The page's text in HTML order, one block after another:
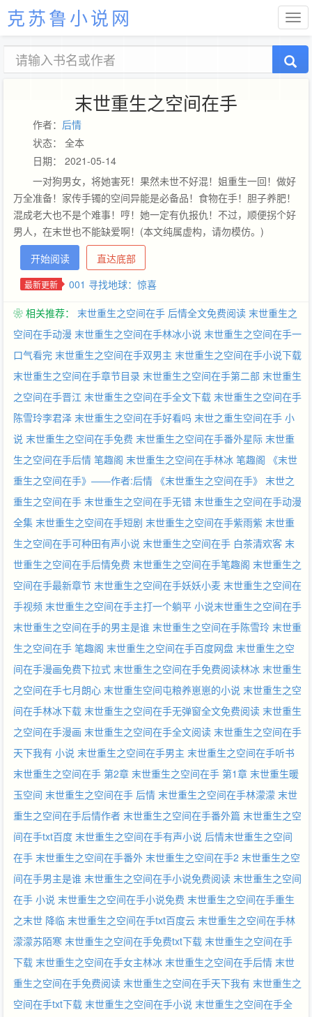
克苏鲁小说网
末世重生之空间在手
作者： 后情
状态： 全本
日期： 2021-05-14
一对狗男女，将她害死！果然未世不好混！姐重生一回！做好
万全准备！家传手镯的空间异能是必备品！食物在手！胆子养肥！
混成老大也不是个难事！哼！她一定有仇报仇！不过，顺便拐个好
男人，在末世也不能缺爱啊！(本文纯属虚构，请勿模仿。)
开始阅读
直达底部
最新更新 001 寻找地球：惊喜
❀ 相关推荐： 末世重生之空间在手 后情全文免费阅读 末世重生之
空间在手动漫 末世重生之空间在手林冰小说 末世重生之空间在手一
口气看完 末世重生之空间在手双男主 末世重生之空间在手小说下载
末世重生之空间在手章节目录 末世重生之空间在手第二部 末世重生
之空间在手晋江 末世重生之空间在手全文下载 末世重生之空间在手
陈雪玲李君泽 末世重生之空间在手好看吗 末世之重生空间在手 小
说 末世重生之空间在手免费 末世重生之空间在手番外星际 末世重
生之空间在手后情 笔趣阁 末世重生之空间在手林冰 笔趣阁 《末世
重生之空间在手》——作者:后情 《末世重生之空间在手》 末世之
重生之空间在手 末世重生之空间在手无错 末世重生之空间在手动漫
全集 末世重生之空间在手短剧 末世重生之空间在手紫雨紫 末世重
生之空间在手可种田有声小说 末世重生之空间在手 白茶清欢客 末
世重生之空间在手后情免费 末世重生之空间在手笔趣阁 末世重生之
空间在手最新章节 末世重生之空间在手妖妖小麦 末世重生之空间在
手视频 末世重生之空间在手主打一个躺平 小说末世重生之空间在手
末世重生之空间在手的男主是谁 末世重生之空间在手陈雪玲 末世重
生之空间在手 笔趣阁 末世重生之空间在手百度网盘 末世重生之空
间在手漫画免费下拉式 末世重生之空间在手免费阅读林冰 末世重生
之空间在手七月朗心 末世重生空间屯粮养崽崽的小说 末世重生之空
间在手林冰下载 末世重生之空间在手无弹窗全文免费阅读 末世重生
之空间在手漫画 末世重生之空间在手全文阅读 末世重生之空间在手
天下我有 小说 末世重生之空间在手男主 末世重生之空间在手听书
末世重生之空间在手 第2章 末世重生之空间在手 第1章 末世重生暖
玉空间 末世重生之空间在手 后情 末世重生之空间在手林濛濛 末世
重生之空间在手后情作者 末世重生之空间在手番外篇 末世重生之空
间在手txt百度 末世重生之空间在手有声小说 后情末世重生之空间
在手 末世重生之空间在手番外 末世重生之空间在手2 末世重生之空
间在手男主是谁 末世重生之空间在手小说免费阅读 末世重生之空间
在手 小说 末世重生之空间在手小说免费 末世重生之空间在手重生
之末世 降临 末世重生之空间在手txt百度云 末世重生之空间在手林
濛濛苏陌寒 末世重生之空间在手免费txt下载 末世重生之空间在手
下载 末世重生之空间在手女主林冰 末世重生之空间在手后情 末世
重生之空间在手免费阅读 末世重生之空间在手天下我有 末世重生之
空间在手txt下载 末世重生之空间在手小说 末世重生之空间在手全